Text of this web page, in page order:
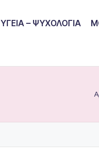
ΥΓΕΙΑ – ΨΥΧΟΛΟΓΙΑ